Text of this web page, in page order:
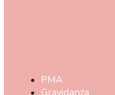
PMA
Gravidanza